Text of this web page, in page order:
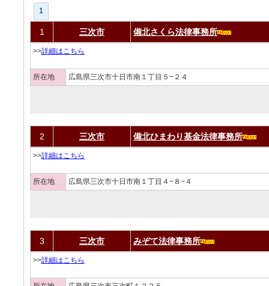
1
1 三次市 備北さくら法律事務所
>>詳細はこちら
所在地 広島県三次市十日市南１丁目５−２４
2 三次市 備北ひまわり基金法律事務所
>>詳細はこちら
所在地 広島県三次市十日市南１丁目４−８−４
3 三次市 みぞて法律事務所
>>詳細はこちら